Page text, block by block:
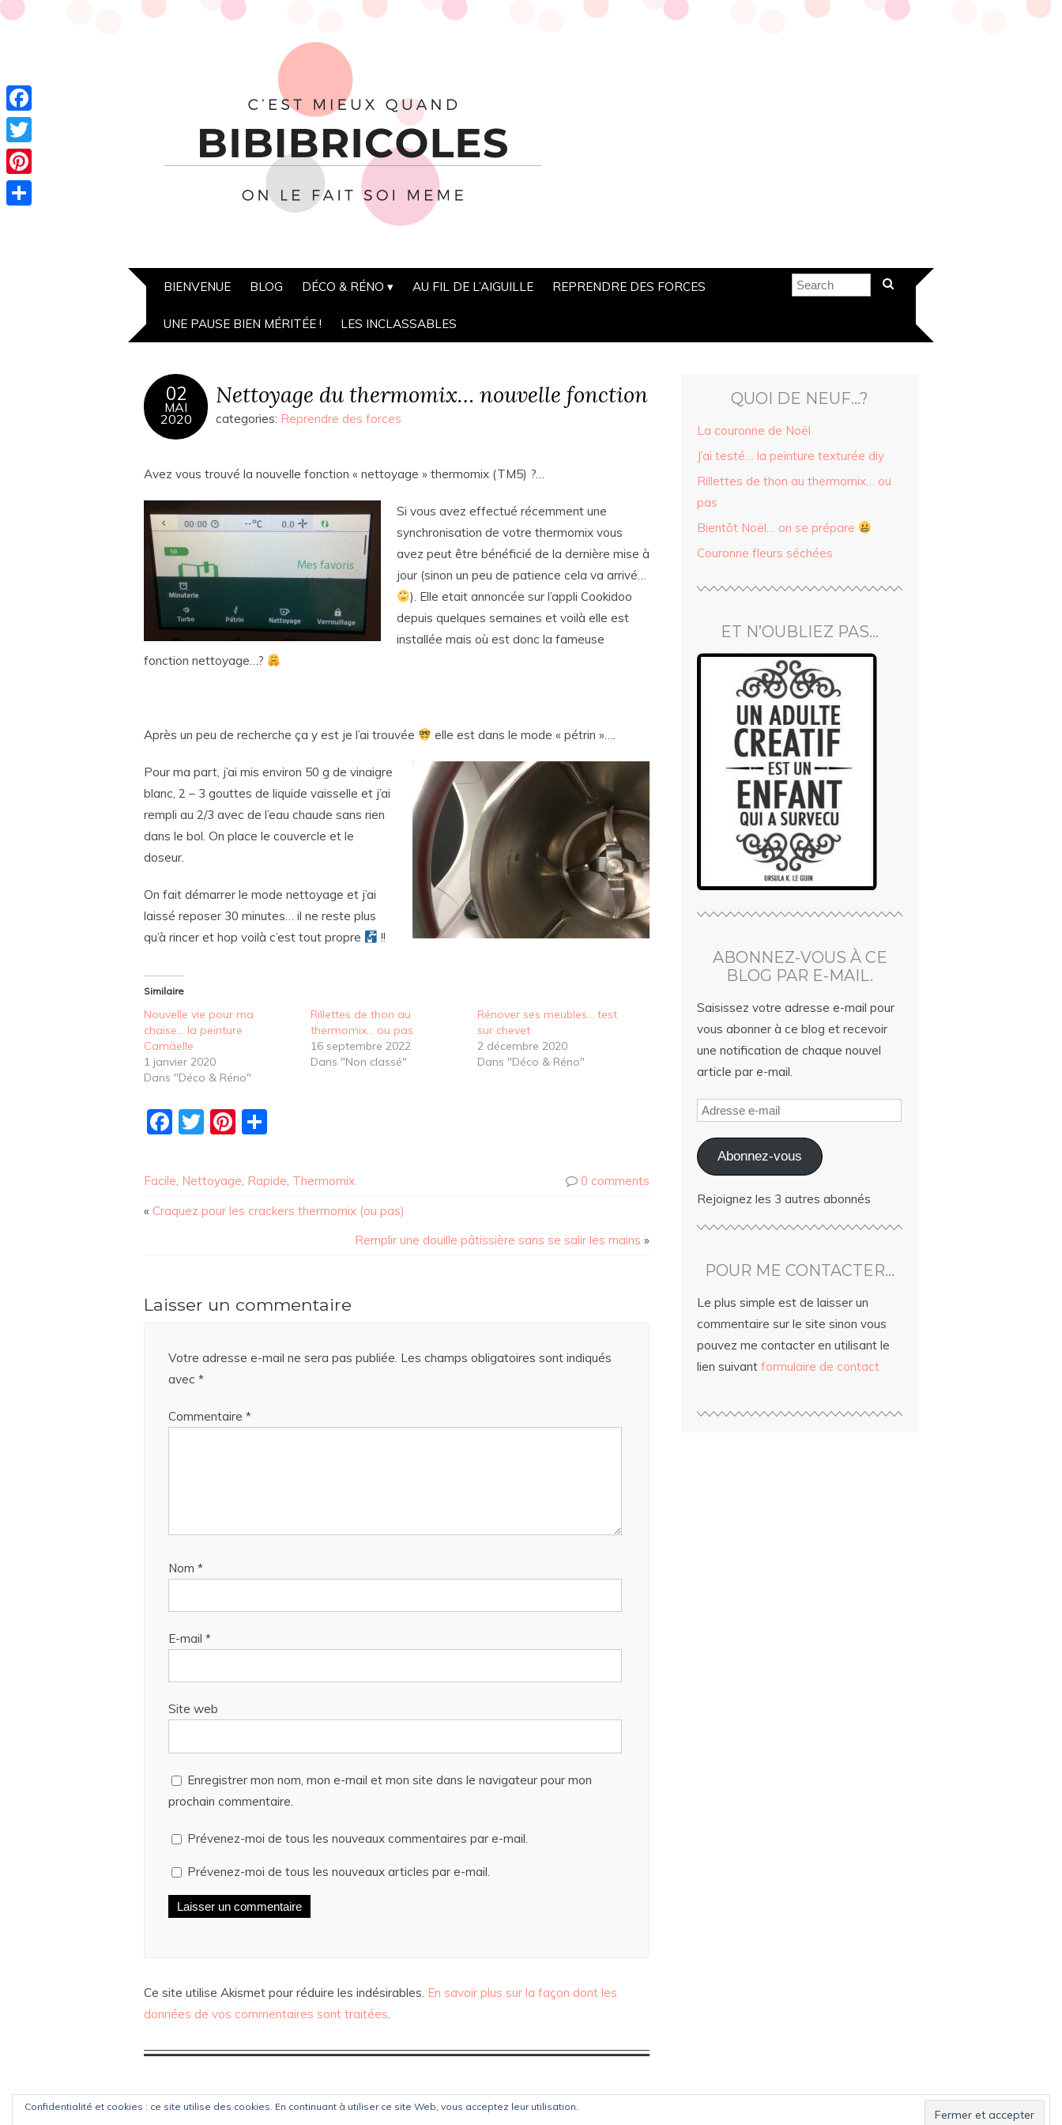
BIENVENUE BLOG DÉCO & RÉNO AU FIL DE L’AIGUILLE REPRENDRE DES FORCES
UNE PAUSE BIEN MÉRITÉE ! LES INCLASSABLES
02
MAI
2020
Nettoyage du thermomix… nouvelle fonction
categories: Reprendre des forces
Avez vous trouvé la nouvelle fonction « nettoyage » thermomix (TM5) ?…
Si vous avez effectué récemment une
synchronisation de votre thermomix vous
avez peut être bénéficié de la dernière mise à
jour (sinon un peu de patience cela va arrivé…
). Elle etait annoncée sur l’appli Cookidoo
depuis quelques semaines et voilà elle est
installée mais où est donc la fameuse
fonction nettoyage…?
Après un peu de recherche ça y est je l’ai trouvée elle est dans le mode « pétrin »….
Pour ma part, j’ai mis environ 50 g de vinaigre
blanc, 2 – 3 gouttes de liquide vaisselle et j’ai
rempli au 2/3 avec de l’eau chaude sans rien
dans le bol. On place le couvercle et le
doseur.
On fait démarrer le mode nettoyage et j’ai
laissé reposer 30 minutes… il ne reste plus
qu’à rincer et hop voilà c’est tout propre
!!
Similaire
Nouvelle vie pour ma
chaise… la peinture
Camäelle
1 janvier 2020
Dans "Déco & Réno"
Rillettes de thon au
thermomix… ou pas
16 septembre 2022
Dans "Non classé"
Rénover ses meubles… test
sur chevet
2 décembre 2020
Dans "Déco & Réno"
Facebook
TwitterPinterest
Facile, Nettoyage, Rapide, Thermomix
0 comments
« Craquez pour les crackers thermomix (ou pas)
Remplir une douille pâtissière sans se salir les mains »
Laisser un commentaire
Votre adresse e-mail ne sera pas publiée. Les champs obligatoires sont indiqués
avec *
Commentaire *
Nom *
E-mail *
Site web
Enregistrer mon nom, mon e-mail et mon site dans le navigateur pour mon
prochain commentaire.
Prévenez-moi de tous les nouveaux commentaires par e-mail.
Prévenez-moi de tous les nouveaux articles par e-mail.
Ce site utilise Akismet pour réduire les indésirables. En savoir plus sur la façon dont les
données de vos commentaires sont traitées
QUOI DE NEUF…?
La couronne de Noël
J’ai testé… la peinture texturée diy
Rillettes de thon au thermomix… ou
pas
Bientôt Noël… on se prépare
Couronne fleurs séchées
ET N’OUBLIEZ PAS…
ABONNEZ-VOUS À CE
BLOG PAR E-MAIL.
Saisissez votre adresse e-mail pour
vous abonner à ce blog et recevoir
une notification de chaque nouvel
article par e-mail.
Abonnez-vous
Rejoignez les 3 autres abonnés
POUR ME CONTACTER…
Le plus simple est de laisser un
commentaire sur le site sinon vous
pouvez me contacter en utilisant le
lien suivant formulaire de contact
Facebook
Twitter
Pinterest
Confidentialité et cookies : ce site utilise des cookies. En continuant à utiliser ce site Web, vous acceptez leur utilisation.